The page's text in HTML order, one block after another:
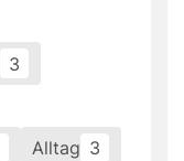
3
Alltag 3